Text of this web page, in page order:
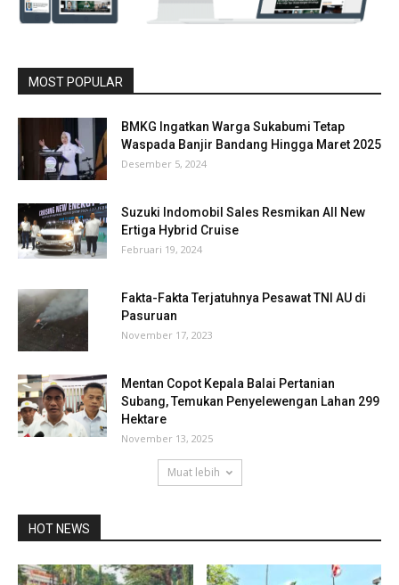
MOST POPULAR
BMKG Ingatkan Warga Sukabumi Tetap
Waspada Banjir Bandang Hingga Maret 2025
Desember 5, 2024
Suzuki Indomobil Sales Resmikan All New
Ertiga Hybrid Cruise
Februari 19, 2024
Fakta-Fakta Terjatuhnya Pesawat TNI AU di
Pasuruan
November 17, 2023
Mentan Copot Kepala Balai Pertanian
Subang, Temukan Penyelewengan Lahan 299
Hektare
November 13, 2025
Muat lebih
HOT NEWS